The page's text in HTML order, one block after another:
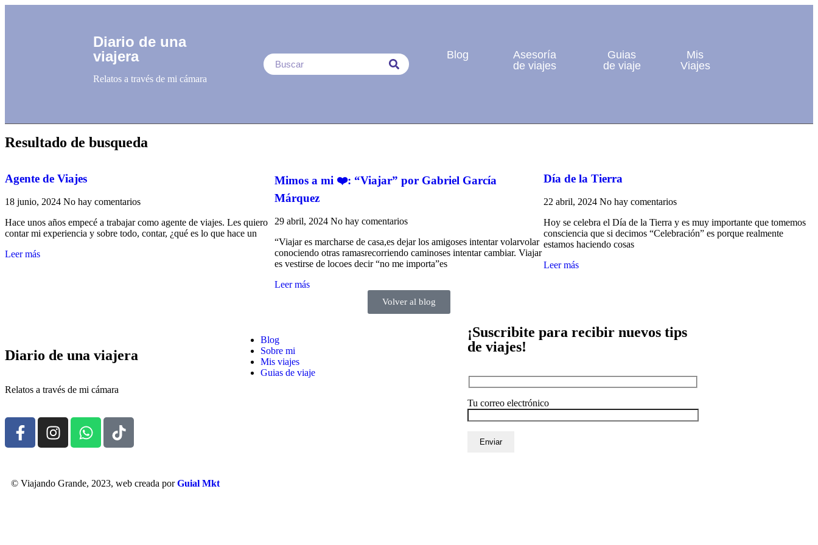
Diario de una
viajera
Relatos a través de mi cámara
Blog
Asesoría
de viajes
Guias
de viaje
Mis
Viajes
Resultado de busqueda
Agente de Viajes
18 junio, 2024 No hay comentarios
Hace unos años empecé a trabajar como agente de viajes. Les quiero
contar mi experiencia y sobre todo, contar, ¿qué es lo que hace un
Leer más
Mimos a mi ❤️: “Viajar” por Gabriel García
Márquez
29 abril, 2024 No hay comentarios
“Viajar es marcharse de casa,es dejar los amigoses intentar volarvolar
conociendo otras ramasrecorriendo caminoses intentar cambiar. Viajar
es vestirse de locoes decir “no me importa”es
Leer más
Día de la Tierra
22 abril, 2024No hay comentarios
Hoy se celebra el Día de la Tierra y es muy importante que tomemos
consciencia que si decimos “Celebración” es porque realmente
estamos haciendo cosas
Leer más
Volver al blog
Diario de una viajera
Relatos a través de mi cámara
Blog
Sobre mi
Mis viajes
Guias de viaje
¡Suscribite para recibir nuevos tips
de viajes!
Tu correo electrónico
© Viajando Grande, 2023, web creada porGuial Mkt